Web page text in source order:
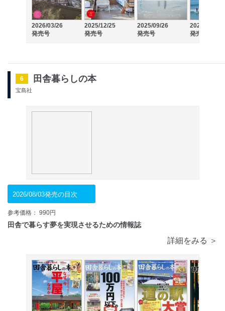
2026/03/26
発売号
2025/12/25
発売号
2025/09/26
発売号
2025/06/26
発売号
6 田舎暮らしの本
宝島社
2026/08/03発売の目次
参考価格： 990円
田舎で暮らす夢を実現させるための情報誌
詳細をみる ＞